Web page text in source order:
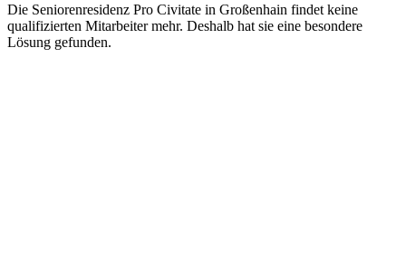
Die Seniorenresidenz Pro Civitate in Großenhain findet keine
qualifizierten Mitarbeiter mehr. Deshalb hat sie eine besondere
Lösung gefunden.